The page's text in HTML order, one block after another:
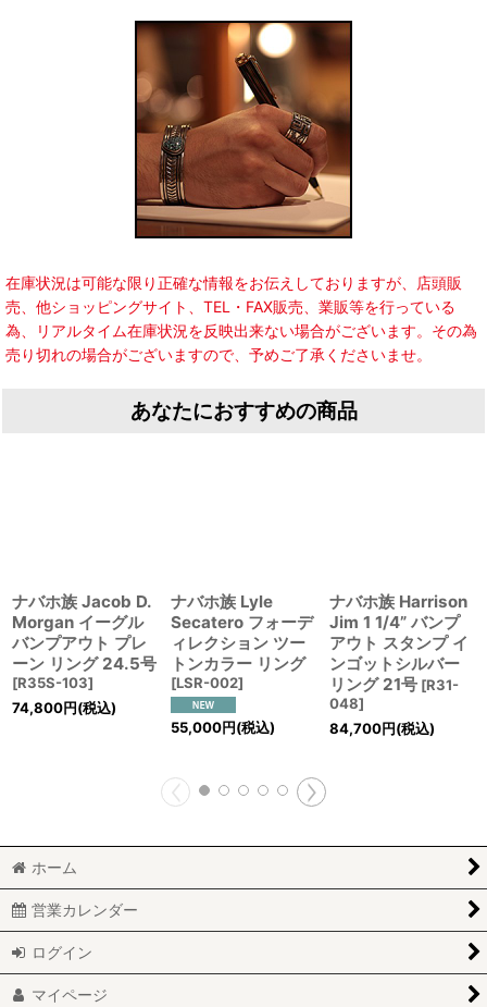
在庫状況は可能な限り正確な情報をお伝えしておりますが、店頭販
売、他ショッピングサイト、TEL・FAX販売、業販等を行っている
為、リアルタイム在庫状況を反映出来ない場合がございます。その為
売り切れの場合がございますので、予めご了承くださいませ。
あなたにおすすめの商品
ナバホ族 Jacob D.
Morgan イーグル
バンプアウト プレ
ーン リング 24.5号
[R35S-103]
74,800円(税込)
ナバホ族 Lyle
Secatero フォーデ
ィレクション ツー
トンカラー リング
[LSR-002]
55,000円(税込)
ナバホ族 Harrison
Jim 1 1/4” バンプ
アウト スタンプ イ
ンゴットシルバー
リング 21号 [R31-
048]
84,700円(税込)
ホーム
営業カレンダー
ログイン
マイページ